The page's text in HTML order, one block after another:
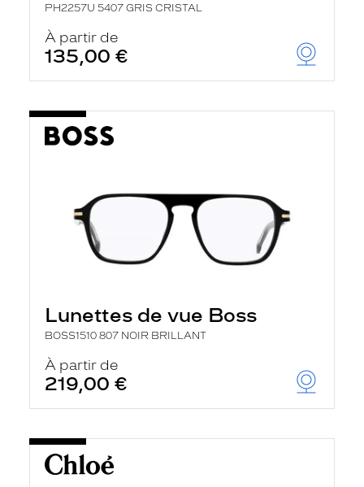
PH2257U 5407 GRIS CRISTAL
À partir de
135,00 €
Lunettes de vue Boss
BOSS1510 807 NOIR BRILLANT
À partir de
219,00 €